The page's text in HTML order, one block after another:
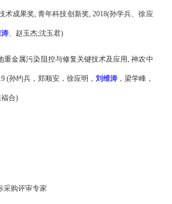
术成果奖,青年科技创新奖, 2018(孙学兵、徐应
、赵玉杰;沈玉君)
重金属污染阻控与修复关键技术及应用,神农中
(孙约兵，郑顺安，徐应明， 刘维涛，梁学峰，
合)
采购评审专家